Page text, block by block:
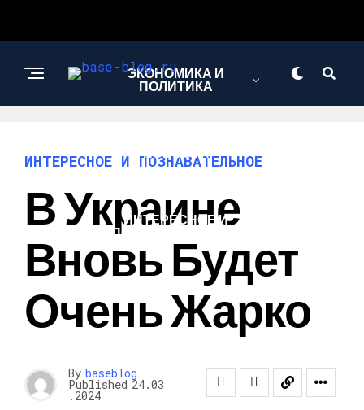
ЭКОНОМИКА И
ПОЛИТИКА
НОВОСТИ
ИНТЕРЕСНОЕ И
ПОЗНАВАТЕЛЬНОЕ
ИНТЕРЕСНОЕ И ПОЗНАВАТЕЛЬНОЕ
В Украине
Вновь Будет
Очень Жарко
By baseblog
Published 24.03
.2024